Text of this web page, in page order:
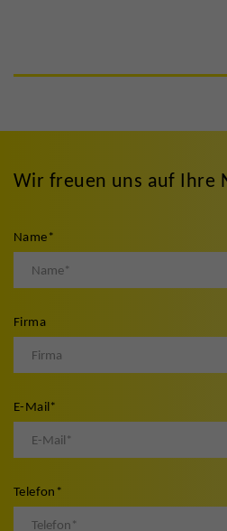
Wir freuen uns auf Ihre
Name*
Firma
E-Mail*
Telefon *